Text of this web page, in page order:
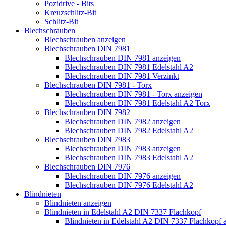
Pozidrive - Bits
Kreuzschlitz-Bit
Schlitz-Bit
Blechschrauben
Blechschrauben anzeigen
Blechschrauben DIN 7981
Blechschrauben DIN 7981 anzeigen
Blechschrauben DIN 7981 Edelstahl A2
Blechschrauben DIN 7981 Verzinkt
Blechschrauben DIN 7981 - Torx
Blechschrauben DIN 7981 - Torx anzeigen
Blechschrauben DIN 7981 Edelstahl A2 Torx
Blechschrauben DIN 7982
Blechschrauben DIN 7982 anzeigen
Blechschrauben DIN 7982 Edelstahl A2
Blechschrauben DIN 7983
Blechschrauben DIN 7983 anzeigen
Blechschrauben DIN 7983 Edelstahl A2
Blechschrauben DIN 7976
Blechschrauben DIN 7976 anzeigen
Blechschrauben DIN 7976 Edelstahl A2
Blindnieten
Blindnieten anzeigen
Blindnieten in Edelstahl A2 DIN 7337 Flachkopf
Blindnieten in Edelstahl A2 DIN 7337 Flachkopf